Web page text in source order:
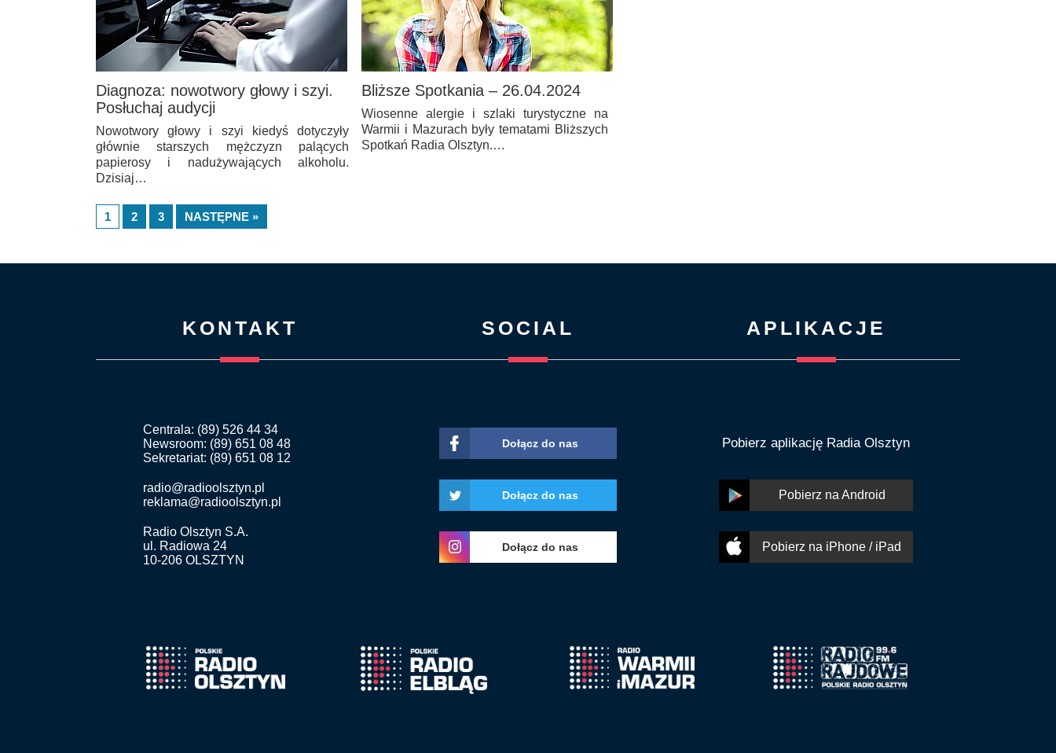
Diagnoza: nowotwory głowy i szyi.
Posłuchaj audycji
Nowotwory głowy i szyi kiedyś dotyczyły
głównie starszych mężczyzn palących
papierosy i nadużywających alkoholu.
Dzisiaj…
Bliższe Spotkania – 26.04.2024
Wiosenne alergie i szlaki turystyczne na
Warmii i Mazurach były tematami Bliższych
Spotkań Radia Olsztyn.…
1 2 3 NASTĘPNE »
KONTAKT
Centrala: (89) 526 44 34
Newsroom: (89) 651 08 48
Sekretariat: (89) 651 08 12
radio@radioolsztyn.pl
reklama@radioolsztyn.pl
Radio Olsztyn S.A.
ul. Radiowa 24
10-206 OLSZTYN
SOCIAL
Dołącz do nas
Dołącz do nas
Dołącz do nas
APLIKACJE
Pobierz aplikację Radia Olsztyn
Pobierz na Android
Pobierz na iPhone / iPad